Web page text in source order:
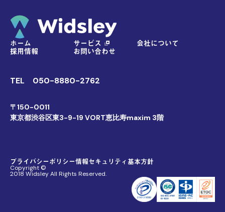
ホーム サービス
会社について
採用情報
お問い合わせ
TEL 050-8880-2762
〒150-0011
東京都渋谷区東3-9-19 VORT恵比寿maxim 3階
Copyright ©
2018 Widsley All Rights Reserved.
プライバシーポリシー情報セキュリティ基本方針